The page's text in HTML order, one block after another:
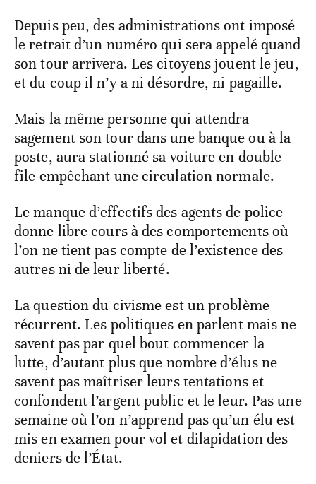
Depuis peu, des administrations ont imposé
le retrait d’un numéro qui sera appelé quand
son tour arrivera. Les citoyens jouent le jeu,
et du coup il n’y a ni désordre, ni pagaille.
Mais la même personne qui attendra
sagement son tour dans une banque ou à la
poste, aura stationné sa voiture en double
file empêchant une circulation normale.
Le manque d’effectifs des agents de police
donne libre cours à des comportements où
l’on ne tient pas compte de l’existence des
autres ni de leur liberté.
La question du civisme est un problème
récurrent. Les politiques en parlent mais ne
savent pas par quel bout commencer la
lutte, d’autant plus que nombre d’élus ne
savent pas maîtriser leurs tentations et
confondent l’argent public et le leur. Pas une
semaine où l’on n’apprend pas qu’un élu est
mis en examen pour vol et dilapidation des
deniers de l’État.